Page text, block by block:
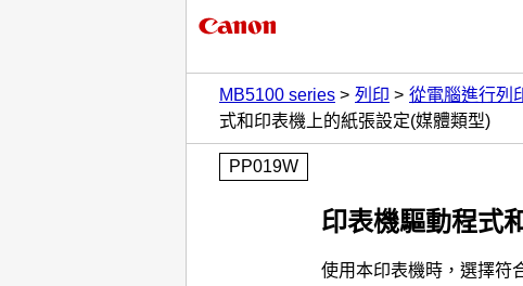
MB5100 series
列印 從電腦進行列
式和印表機上的紙張設定(媒體類型)
PP019W
印表機驅動程式
使用本印表機時，選擇符